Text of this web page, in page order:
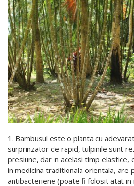
1. Bambusul este o planta cu
surprinzator de rapid, tulpinile sunt
presiune, dar in acelasi timp
in medicina traditionala orientala, are
antibacteriene (poate fi folosit atat in